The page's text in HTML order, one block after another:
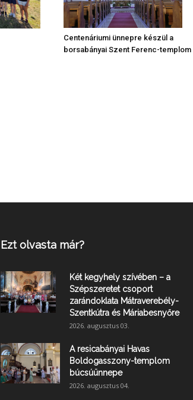
Centenáriumi ünnepre készül a
borsabányai Szent Ferenc-templom
Ezt olvasta már?
Két kegyhely szívében – a
Szépszeretet csoport
zarándoklata Mátraverebély-
Szentkútra és Máriabesnyőre
2026. augusztus 03.
A resicabányai Havas
Boldogasszony-templom
búcsúünnepe
2026. augusztus 04.